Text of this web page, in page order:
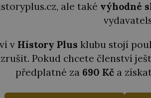
ale také výhodné
v History Plus klubu stojí
Pokud chcete členství
předplatné za 690 Kč a